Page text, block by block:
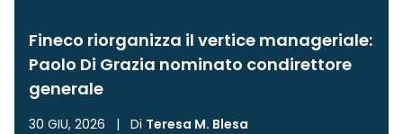
Fineco riorganizza il vertice manageriale:
Paolo Di Grazia nominato condirettore
generale
30 GIU, 2026 | Di Teresa M. Blesa